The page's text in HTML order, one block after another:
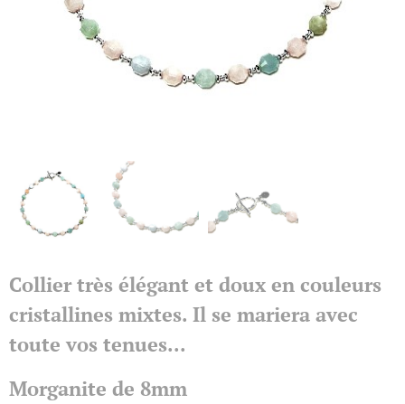
Collier très élégant et doux en couleurs
cristallines mixtes. Il se mariera avec
toute vos tenues...
Morganite de 8mm